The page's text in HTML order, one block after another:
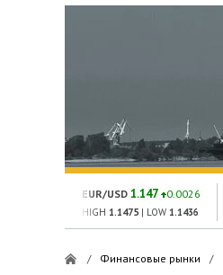
EUR/USD 1.147 0.0026
HIGH 1.1475 | LOW 1.1436
/ Финансовые рынки /